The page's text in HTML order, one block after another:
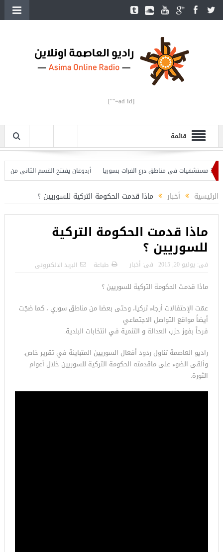
[ad id=""]
قائمة
أردوغان يفتتح القسم الثاني من خط
الرئيسية أخبار ماذا قدمت الحكومة التركية للسوريين ؟
ماذا قدمت الحكومة التركية
للسوريين ؟
فى: يوليو 20, 2015 فى: أخبار طباعة البريد الالكترونى
ماذا قدمت الحكومة التركية للسوريين ؟
عمّت الإحتفالات أرجاء تركيا، وحتى بعضا من مناطق سوري ، كما ضجّت
أيضاً مواقع التواصل الاجتماعي
فرحاً بفوز حزب العدالة و التنمية في انتخابات البلدية.
راديو العاصمة تناول ردود أفعال السوريين المتباينة في تقرير خاص.
وألقى الضوء على ماقدمته الحكومة التركية للسوريين خلال أعوام
الثورة.